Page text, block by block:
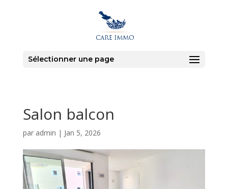
Sélectionner une page
Salon balcon
par admin | Jan 5, 2026